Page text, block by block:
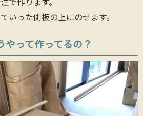
いった側板の上にのせます。
やって作ってるの？